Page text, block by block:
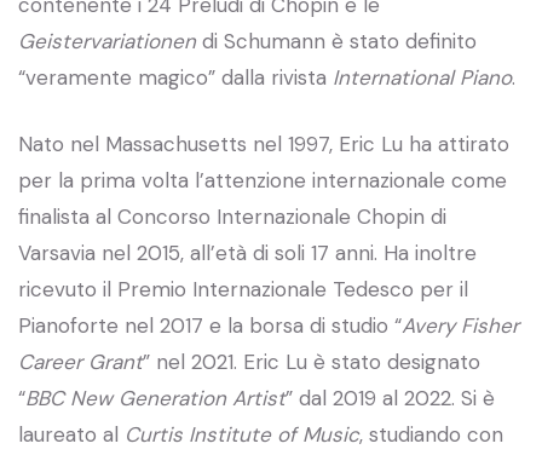
Geistervariationen di Schumann è stato definito
“veramente magico” dalla rivista International Piano.
Nato nel Massachusetts nel 1997, Eric Lu ha attirato
per la prima volta l’attenzione internazionale come
finalista al Concorso Internazionale Chopin di
Varsavia nel 2015, all’età di soli 17 anni. Ha inoltre
ricevuto il Premio Internazionale Tedesco per il
Pianoforte nel 2017 e la borsa di studio “Avery Fisher
Career Grant” nel 2021. Eric Lu è stato designato
“BBC New Generation Artist” dal 2019 al 2022. Si è
laureato al Curtis Institute of Music, studiando con